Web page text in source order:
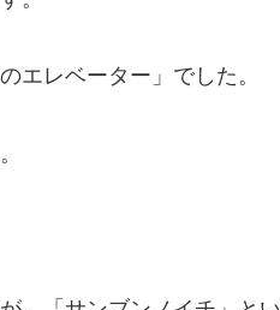
エレベーター」でした。